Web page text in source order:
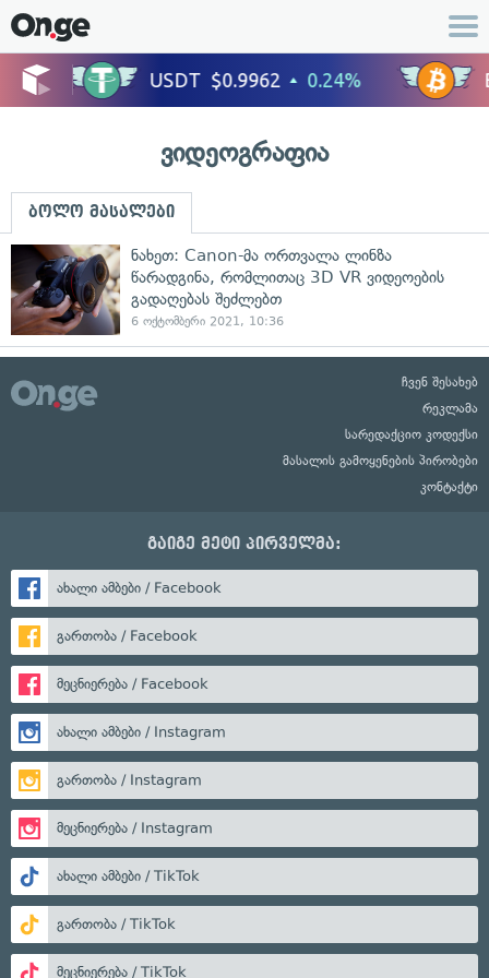
ვიდეოგრაფია
ბოლო მასალები
ნახეთ: Canon-მა ორთვალა ლინზა
წარადგინა, რომლითაც 3D VR ვიდეოების
გადაღებას შეძლებთ
6 ოქტომბერი 2021, 10:36
ჩვენ შესახებ
რეკლამა
სარედაქციო კოდექსი
მასალის გამოყენების პირობები
კონტაქტი
გაიგე მეტი პირველმა:
ახალი ამბები / Facebook
გართობა / Facebook
მეცნიერება / Facebook
ახალი ამბები / Instagram
გართობა / Instagram
მეცნიერება / Instagram
ახალი ამბები / TikTok
გართობა / TikTok
მეცნიერება / TikTok